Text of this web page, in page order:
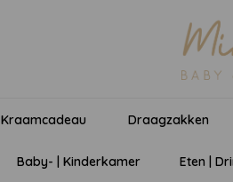
Kraamcadeau Draagzakken
Baby- | Kinderkamer Eten |